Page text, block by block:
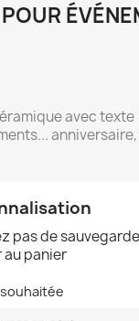
avec
pas de
au panier